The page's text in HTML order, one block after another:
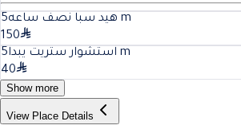
هيد سبا نصف ساعه5
m
150
استشوار ستريت يبدا5
m
40
Show more
View Place Details